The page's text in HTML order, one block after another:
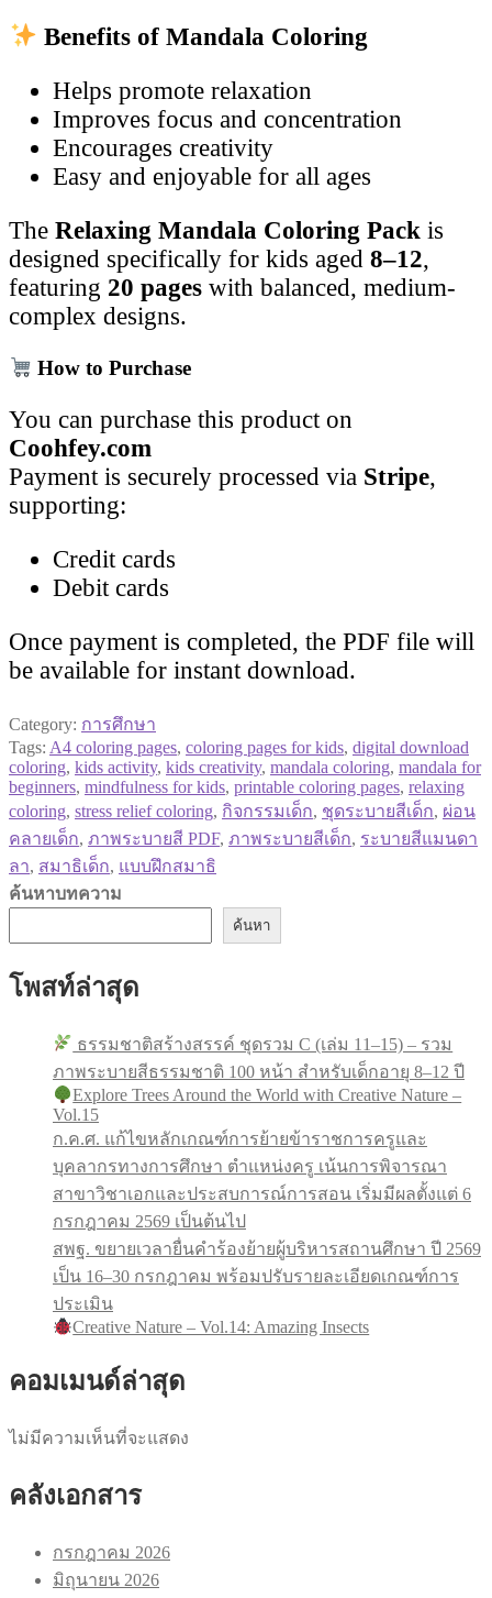
Benefits of Mandala Coloring
Helps promote relaxation
Improves focus and concentration
Encourages creativity
Easy and enjoyable for all ages
The Relaxing Mandala Coloring Pack is
designed specifically for kids aged 8–12,
featuring 20 pages with balanced, medium-
complex designs.
How to Purchase
You can purchase this product on
Coohfey.com
Payment is securely processed via Stripe,
supporting:
Credit cards
Debit cards
Once payment is completed, the PDF file will
be available for instant download.
Category: การศึกษา
Tags: A4 coloring pages, coloring pages for kids, digital download
coloring, kids activity, kids creativity, mandala coloring, mandala for
beginners, mindfulness for kids, printable coloring pages, relaxing
coloring, stress relief coloring, กิจกรรมเด็ก, ชุดระบายสีเด็ก, ผ่อน
คลายเด็ก, ภาพระบายสี PDF, ภาพระบายสีเด็ก, ระบายสีแมนดา
ลา, สมาธิเด็ก, แบบฝึกสมาธิ
ค้นหาบทความ
ค้นหา
โพสท์ล่าสุด
ธรรมชาติสร้างสรรค์ ชุดรวม C (เล่ม 11–15) – รวม
ภาพระบายสีธรรมชาติ 100 หน้า สำหรับเด็กอายุ 8–12 ปี
Explore Trees Around the World with Creative Nature –
Vol.15
ก.ค.ศ. แก้ไขหลักเกณฑ์การย้ายข้าราชการครูและ
บุคลากรทางการศึกษา ตำแหน่งครู เน้นการพิจารณา
สาขาวิชาเอกและประสบการณ์การสอน เริ่มมีผลตั้งแต่ 6
กรกฎาคม 2569 เป็นต้นไป
สพฐ. ขยายเวลายื่นคำร้องย้ายผู้บริหารสถานศึกษา ปี 2569
เป็น 16–30 กรกฎาคม พร้อมปรับรายละเอียดเกณฑ์การ
ประเมิน
Creative Nature – Vol.14: Amazing Insects
คอมเมนด์ล่าสุด
ไม่มีความเห็นที่จะแสดง
คลังเอกสาร
กรกฎาคม 2026
มิถุนายน 2026